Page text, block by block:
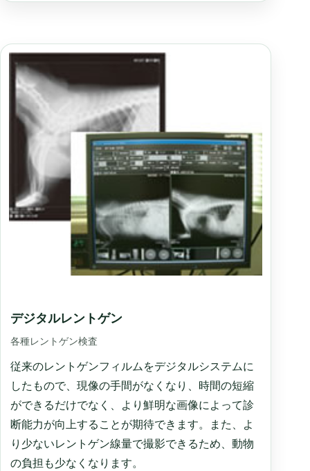
デジタルレントゲン
各種レントゲン検査
従来のレントゲンフィルムをデジタルシステムに
したもので、現像の手間がなくなり、時間の短縮
ができるだけでなく、より鮮明な画像によって診
断能力が向上することが期待できます。また、よ
り少ないレントゲン線量で撮影できるため、動物
の負担も少なくなります。